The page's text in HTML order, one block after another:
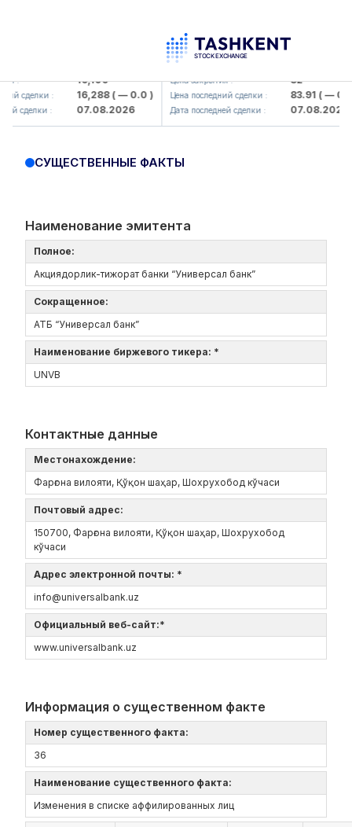
: 16,100
сделки : 16,288( — 0.0 )
сделки : 07.08.2026
KFSK (<Kafolat sug'urta
Цена закрытия : 82
Цена последний сделки : 83.91( — 0.0 )
Дата последней сделки : 07.08.2026
СУЩЕСТВЕННЫЕ ФАКТЫ
Наименование эмитента
Полное:
Акциядорлик-тижорат банки “Универсал банк”
Сокращенное:
АТБ “Универсал банк”
Наименование биржевого тикера: *
UNVB
Контактные данные
Местонахождение:
Фарғона вилояти, Қўқон шаҳар, Шохрухобод кўчаси
Почтовый адрес:
150700, Фарғона вилояти, Қўқон шаҳар, Шохрухобод
кўчаси
Адрес электронной почты: *
info@universalbank.uz
Официальный веб-сайт:*
www.universalbank.uz
Информация о существенном факте
Номер существенного факта:
36
Наименование существенного факта:
Изменения в списке аффилированных лиц